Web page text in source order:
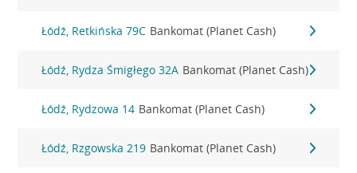
Łódź, Retkińska 79C Bankomat (Planet Cash)
Łódź, Rydza Śmigłego 32A Bankomat (Planet Cash)
Łódź, Rydzowa 14 Bankomat (Planet Cash)
Łódź, Rzgowska 219 Bankomat (Planet Cash)